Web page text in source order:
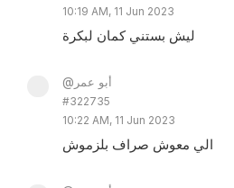
10:19 AM, 11 Jun 2023
ليش بستني كمان لبكرة
@أبو عمر
#322735
10:22 AM, 11 Jun 2023
الي معوش صراف بلزموش